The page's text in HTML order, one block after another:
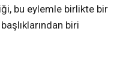
bu eylemle birlikte bir
biri